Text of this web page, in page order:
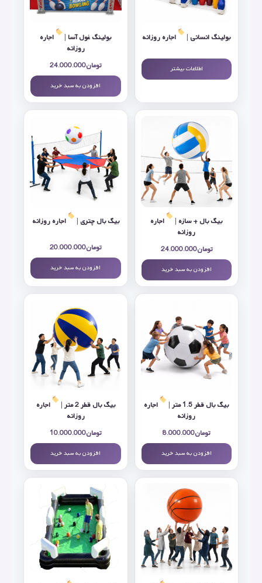
بولینگ انسانی | اجاره روزانه
اطلاعات بیشتر
بولینگ غول آسا |
اجاره
روزانه
تومان24.000.000
افزودن به سبد خرید
بیگ بال + سازه |
اجاره
روزانه
تومان24.000.000
افزودن به سبد خرید
بیگ بال چتری | اجاره روزانه
تومان20.000.000
افزودن به سبد خرید
بیگ بال قطر 1.5 متر |
اجاره
روزانه
تومان8.000.000
افزودن به سبد خرید
بیگ بال قطر 2 متر |
اجاره
روزانه
تومان10.000.000
افزودن به سبد خرید